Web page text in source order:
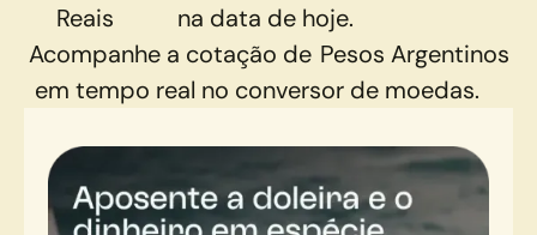
Reais
na data de hoje.
Acompanhe a cotação de Pesos Argentinos
em tempo real no conversor de moedas.